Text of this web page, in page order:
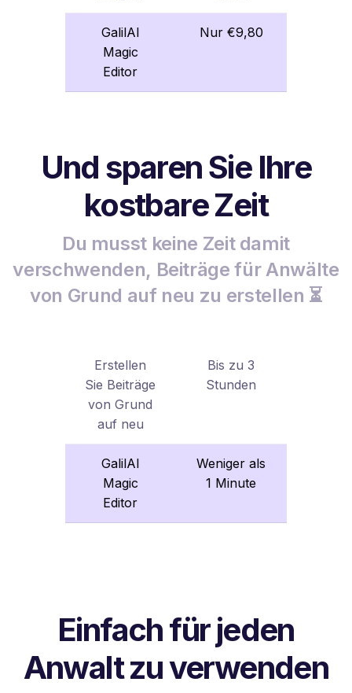
GalilAI
Magic
Editor
Nur €9,80
Und sparen Sie Ihre
kostbare Zeit
Du musst keine Zeit damit
verschwenden, Beiträge für Anwälte
von Grund auf neu zu erstellen ⏳
Erstellen
Sie Beiträge
von Grund
auf neu
Bis zu 3
Stunden
GalilAI
Magic
Editor
Weniger als
1 Minute
Einfach für jeden
Anwalt zu verwenden